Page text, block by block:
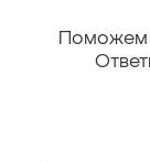
Поможем